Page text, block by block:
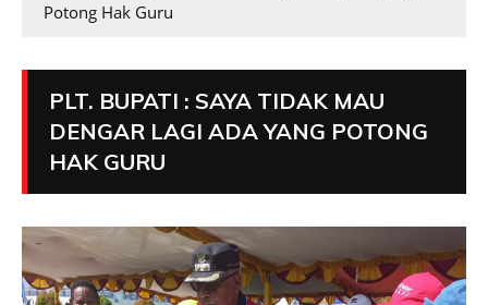
Potong Hak Guru
PLT. BUPATI : SAYA TIDAK MAU
DENGAR LAGI ADA YANG POTONG
HAK GURU